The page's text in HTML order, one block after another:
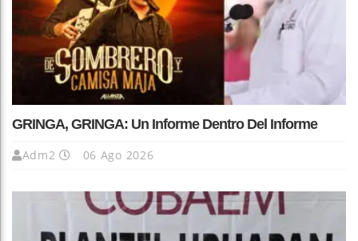
GRINGA, GRINGA: Un Informe Dentro Del Informe
Adm2 06 Ago 2026